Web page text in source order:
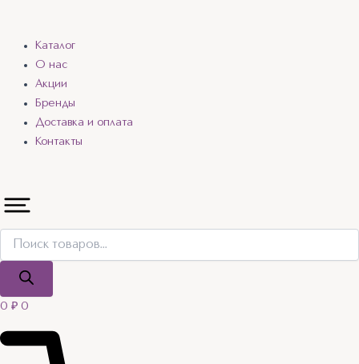
Каталог
О нас
Акции
Бренды
Доставка и оплата
Контакты
0 ₽ 0